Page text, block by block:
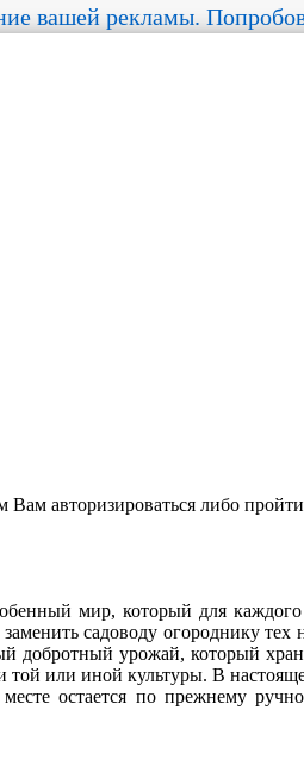
вашей рекламы.
авторизироваться либо
мир, который для
садоводу огороднику
добротный урожай, который
той или иной культуры. В
остается по прежнему